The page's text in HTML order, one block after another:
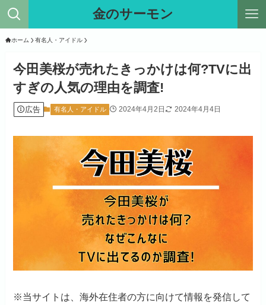
金のサーモン
ホーム 有名人・アイドル
今田美桜が売れたきっかけは何?TVに出
すぎの人気の理由を調査!
広告 有名人・アイドル 2024年4月2日 2024年4月4日
※当サイトは、海外在住者の方に向けて情報を発信して